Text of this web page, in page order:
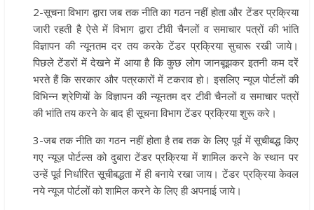
2-सूचना विभाग द्वारा जब तक नीति का गठन नहीं होता और टेंडर प्रक्रिया
जारी रहती है ऐसे में विभाग द्वारा टीवी चैनलों व समाचार पत्रों की भांति
विज्ञापन की न्यूनतम दर तय करके टेंडर प्रक्रिया सुचारू रखी जाये।
पिछले टेंडरों में देखने में आया है कि कुछ लोग जानबूझकर इतनी कम दरें
भरते हैं कि सरकार और पत्रकारों में टकराव हो। इसलिए न्यूज पोर्टलों की
विभिन्न श्रेणियों के विज्ञापन की न्यूनतम दर टीवी चैनलों व समाचार पत्रों
की भांति तय करने के बाद ही सूचना विभाग टेंडर प्रक्रिया शुरू करे।
3-जब तक नीति का गठन नहीं होता है तब तक के लिए पूर्व में सूचीबद्ध किए
गए न्यूज़ पोर्टल्स को दुबारा टेंडर प्रक्रिया में शामिल करने के स्थान पर
उन्हें पूर्व निर्धारित सूचीबद्धता में ही बनाये रखा जाय। टेंडर प्रक्रिया केवल
नये न्यूज पोर्टलों को शामिल करने के लिए ही अपनाई जाये।